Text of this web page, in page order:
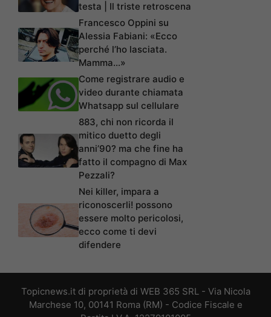
testa | Il triste retroscena
Francesco Oppini su
Alessia Fabiani: «Ecco
perché l’ho lasciata.
Mamma…»
Come registrare audio e
video durante chiamata
Whatsapp sul cellulare
883, chi non ricorda il
mitico duetto degli
anni’90? ma che fine ha
fatto il compagno di Max
Pezzali?
Nei killer, impara a
riconoscerli! possono
essere molto pericolosi,
ecco come ti devi
difendere
Topicnews.it di proprietà di WEB 365 SRL - Via Nicola
Marchese 10, 00141 Roma (RM) - Codice Fiscale e